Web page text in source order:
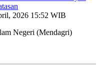
2026 15:52 WIB
Negeri (Mendagri)